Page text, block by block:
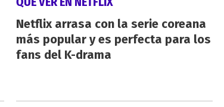
Netflix arrasa con la serie coreana
más popular y es perfecta para los
fans del K-drama